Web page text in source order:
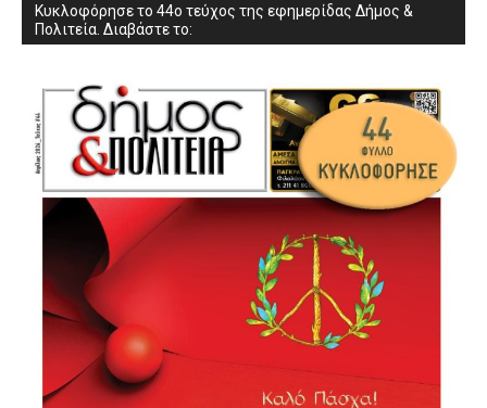
Κυκλοφόρησε το 44ο τεύχος της εφημερίδας Δήμος &
Πολιτεία. Διαβάστε το: